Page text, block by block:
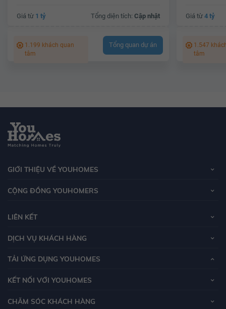
Giá từ 1 tỷ Tổng diện tích: Cập nhật
1.199 khách quan
tâm
Tổng quan dự án
Giá từ 4 tỷ
1.547
tâm
GIỚI THIỆU VỀ YOUHOMES
CỘNG ĐỒNG YOUHOMERS
LIÊN KẾT
DỊCH VỤ KHÁCH HÀNG
TẢI ỨNG DỤNG YOUHOMES
KẾT NỐI VỚI YOUHOMES
CHĂM SÓC KHÁCH HÀNG